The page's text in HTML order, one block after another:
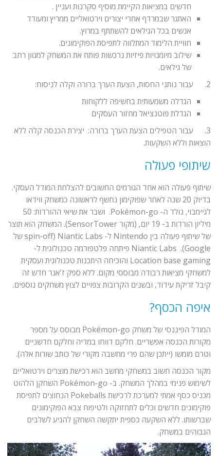
חדשים במציאות הקיימת מוסיף סקרנות ועניין .
האתגר שבמרדף אחרי יצורים וירטואליים ממריץ ומעודד
אנשים בכל הגילאים להשתתף במרוץ.
חוויית הלימוד המתלווה לתפיסת הפוקימונים.
שילוב מיומנויות פיזיות נרכשות פותח את המשחק למגוון רחב
של גילאים.
2. עבור נותני החסות, הצעת הערך ברורה וקלה לניסוח:
הגדלה משמעותית בחשיפה ללקוחות
הגדלת פוטנציאל מחזור העסקים
3. עבור הטפילים הצעת הערך ברורה: יצירת הכנסה קלה ללא
הוצאות וללא השקעות.
שיתופי פעולה
שיתוף פעולה הוא אחד הגורמים החשובים להצלחת המודל העסקי.
בדיוק 20 שנה לאחר שפוקימון נחשף לראשונה כמשחק ווידאו
לגיימבוי, נולד ה- Pokémon-go. ושבר את שיאי ההורדות: 50
מיליון הורדות ב- 19 יום, (מקור SensorTower). המשחק הוא תוצר
של שיתוף פעולה בין Nintendo ל- Niantic Labs (spin-off של
Google). Niantic Labs פיתחה פלטפורמה טכנולוגית ל-
Location base gaming והוכיחה היתכנות טכנולוגית ועסקית
למשחקי מציאות רבודה מבוססי מקום. ללא ספק ז'אנר חדש זה
קיבל זריקת עידוד, ובשנים הקרובות צפויים לצוץ משחקים נוספים.
איפה הכסף?
המודל הפיננסי של משחק Pokémon-go מבוסס על מספר
מקורות הכנסה אפשריים. חלקם דווחו במדיה וחלקם חדשניים
וטרם מומשו (ייתכן שהם פרי מחשבה מקורי של כותב שורות אלה).
מקור הכנסה חשוב במשחקי מחשב הוא רכישת מוצרים וירטואליים
לשימוש פנימי במהלך המשחק. ב- Pokémon-go השחקן הלהוט
מכניס כסף אמתי למערכת לרכישת Pokeballs הנחוצים לתפיסת
פוקימונים חדשים וכלים לתחזוקה ולטיפוח צבא הפוקימונים
שברשותו. ללא השקעה כספית יתקשה השחקן להגיע לשלבים
הגבוהים במשחק.